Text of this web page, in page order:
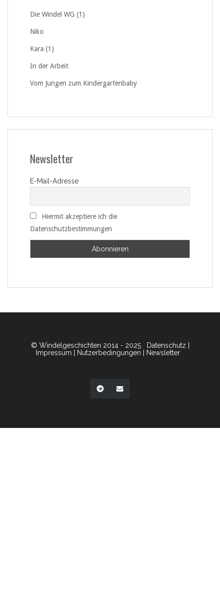
Die Windel WG (1)
Niko
Kara (1)
In der Arbeit
Vom Jungen zum Kindergartenbaby
Newsletter
E-Mail-Adresse
Hiermit akzeptiere ich die
Datenschutzbestimmungen
© Windelgeschichten 2014 - 2025 Datenschutz
Impressum
Nutzerbedingungen Newsletter